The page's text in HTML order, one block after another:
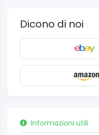
Dicono di noi
Informazioni utili